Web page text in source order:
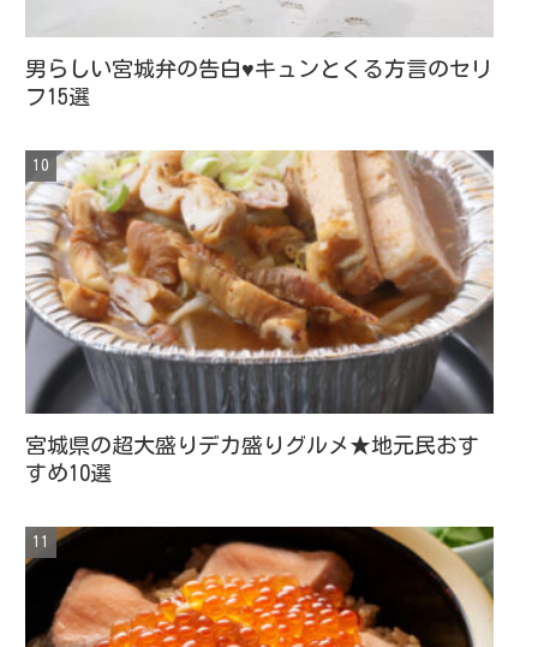
男らしい宮城弁の告白♥キュンとくる方言のセリ
フ15選
宮城県の超大盛りデカ盛りグルメ★地元民おす
すめ10選